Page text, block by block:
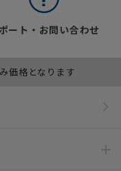
ート・お問い合わせ
価格となります